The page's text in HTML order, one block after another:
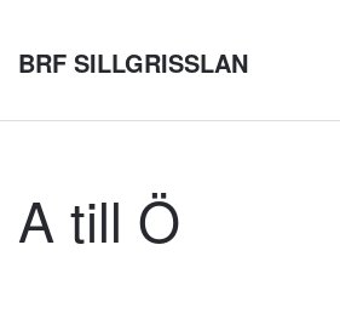
BRF SILLGRISSLAN
A till Ö